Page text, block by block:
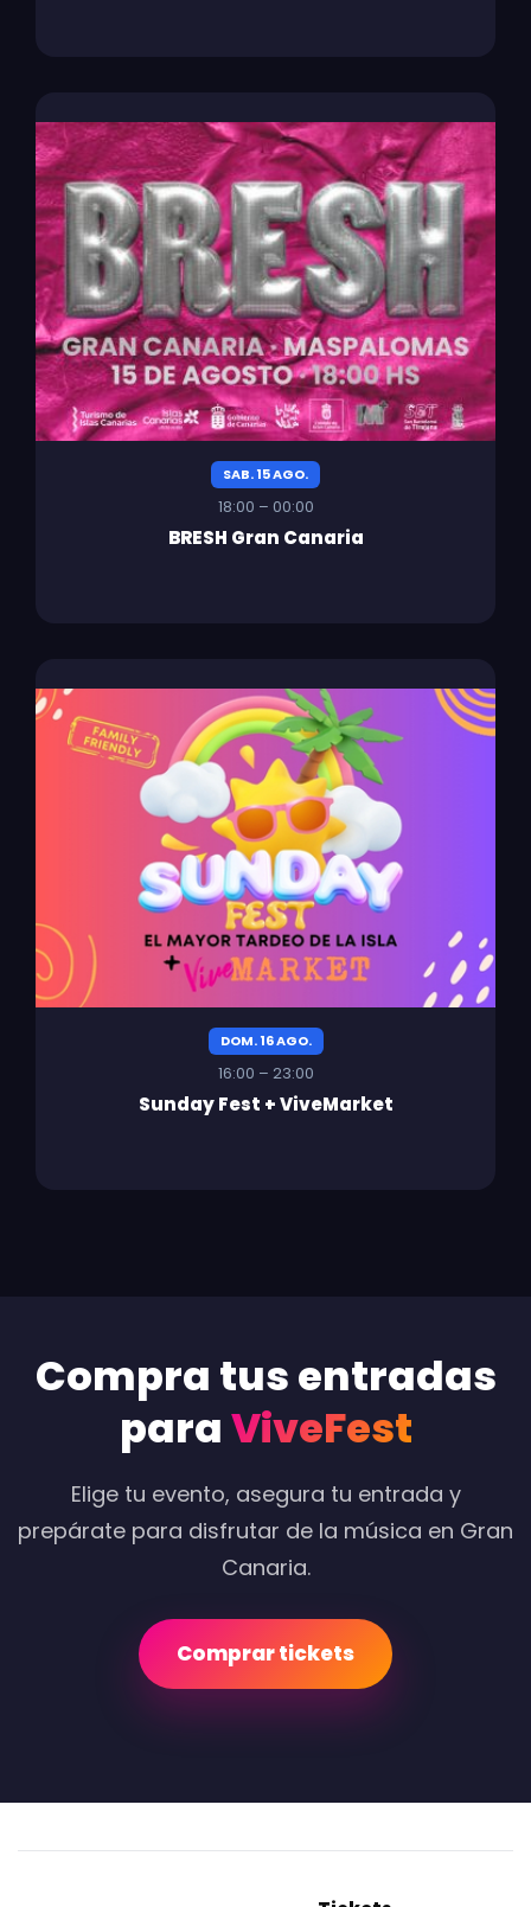
SAB. 15 AGO.
18:00 – 00:00
BRESH Gran Canaria
DOM. 16 AGO.
16:00 – 23:00
Sunday Fest + ViveMarket
Compra tus entradas
paraViveFest
Elige tu evento, asegura tu entrada y
prepárate para disfrutar de la música en Gran
Canaria.
Comprar tickets